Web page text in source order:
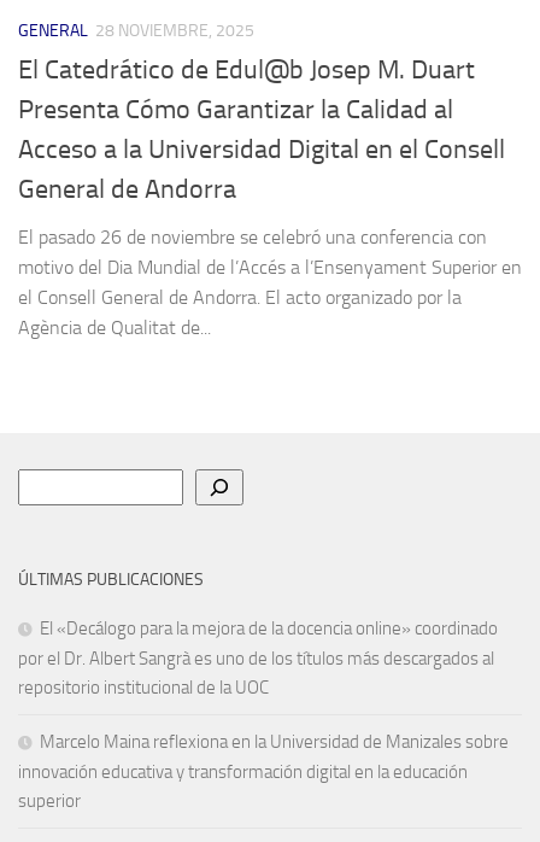
GENERAL 28 NOVIEMBRE, 2025
El Catedrático de Edul@b Josep M. Duart
Presenta Cómo Garantizar la Calidad al
Acceso a la Universidad Digital en el Consell
General de Andorra
El pasado 26 de noviembre se celebró una conferencia con
motivo del Dia Mundial de l’Accés a l’Ensenyament Superior en
el Consell General de Andorra. El acto organizado por la
Agència de Qualitat de...
ÚLTIMAS PUBLICACIONES
El «Decálogo para la mejora de la docencia online» coordinado
por el Dr. Albert Sangrà es uno de los títulos más descargados al
repositorio institucional de la UOC
Marcelo Maina reflexiona en la Universidad de Manizales sobre
innovación educativa y transformación digital en la educación
superior